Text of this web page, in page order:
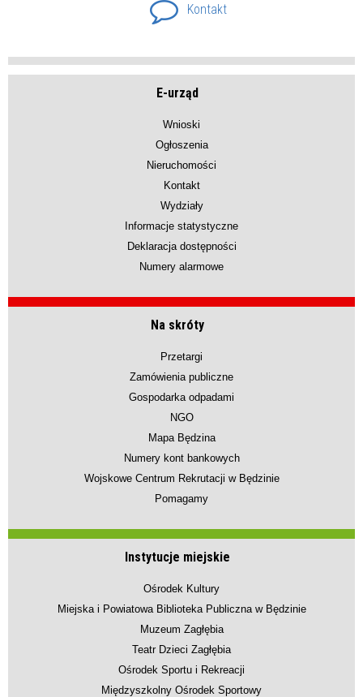
Kontakt
E-urząd
Wnioski
Ogłoszenia
Nieruchomości
Kontakt
Wydziały
Informacje statystyczne
Deklaracja dostępności
Numery alarmowe
Na skróty
Przetargi
Zamówienia publiczne
Gospodarka odpadami
NGO
Mapa Będzina
Numery kont bankowych
Wojskowe Centrum Rekrutacji w Będzinie
Pomagamy
Instytucje miejskie
Ośrodek Kultury
Miejska i Powiatowa Biblioteka Publiczna w Będzinie
Muzeum Zagłębia
Teatr Dzieci Zagłębia
Ośrodek Sportu i Rekreacji
Międzyszkolny Ośrodek Sportowy